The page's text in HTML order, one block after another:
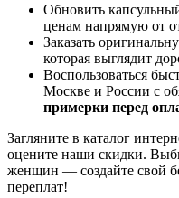
Обновить
ценам напрямую от
Заказать
которая выглядит
Воспользоваться
Москве и России с
примерки перед
Загляните в каталог
оцените наши скидки.
женщин — создайте свой
переплат!